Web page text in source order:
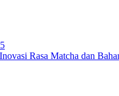
Rasa Matcha dan